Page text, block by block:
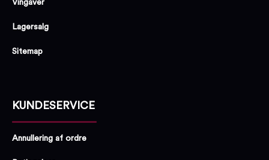
Vingaver
Lagersalg
Sitemap
KUNDESERVICE
Annullering af ordre